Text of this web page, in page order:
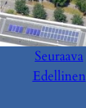
Seuraava
Edellinen